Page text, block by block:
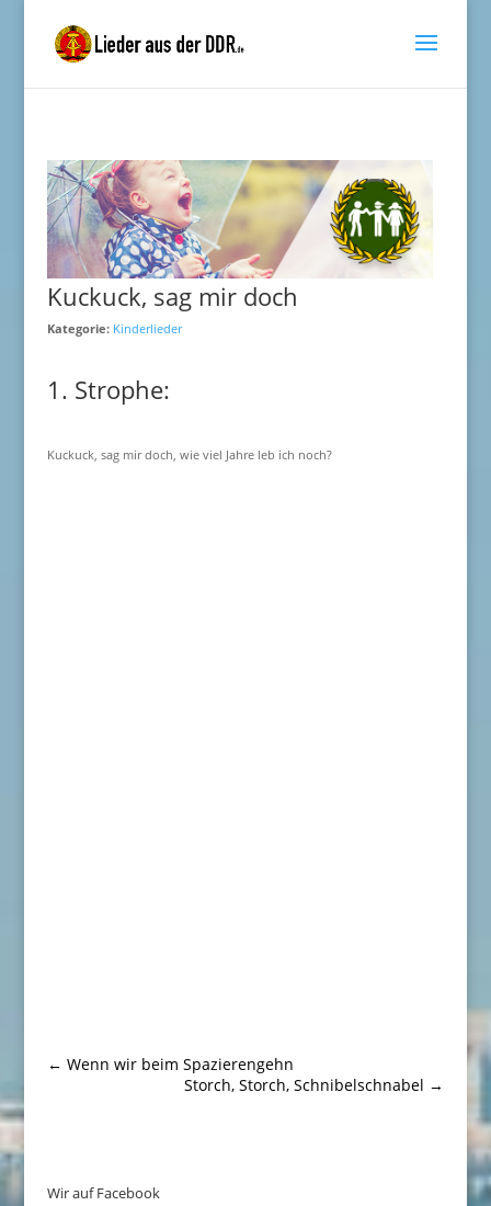
Kuckuck, sag mir doch
Kategorie: Kinderlieder
1. Strophe:
Kuckuck, sag mir doch, wie viel Jahre leb ich noch?
← Wenn wir beim Spazierengehn
Storch, Storch, Schnibelschnabel →
Wir auf Facebook